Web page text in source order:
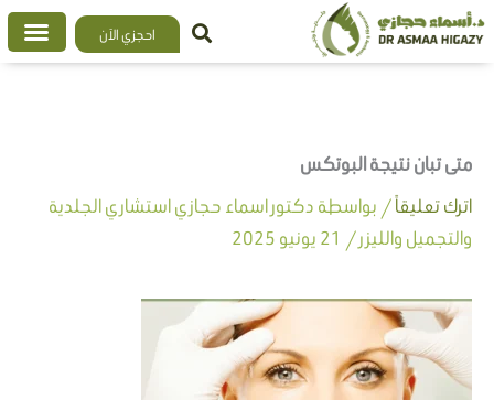
تخطي
إلى
احجزي الآن
متى تبان نتيجة البوتكس
اترك تعليقاً/ بواسطة دكتور اسماء حجازي استشاري الجلدية
والتجميل والليزر/ 21 يونيو 2025